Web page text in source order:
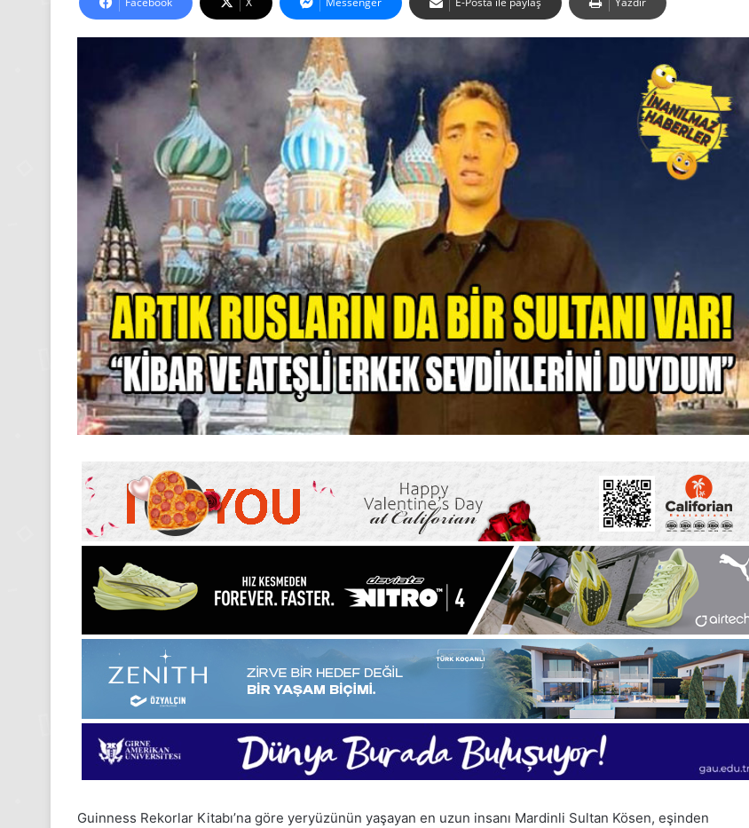
Guinness Rekorlar Kitabı’na göre yeryüzünün yaşayan en uzun insanı Mardinli Sultan Kösen, eşinden